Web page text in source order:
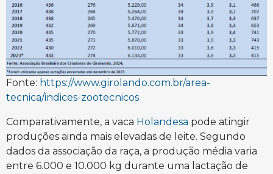
Fonte: https://www.girolando.com.br/area-
tecnica/indices-zootecnicos
Comparativamente, a vaca Holandesa pode atingir
produções ainda mais elevadas de leite. Segundo
dados da associação da raça, a produção média varia
entre 6.000 e 10.000 kg durante uma lactação de